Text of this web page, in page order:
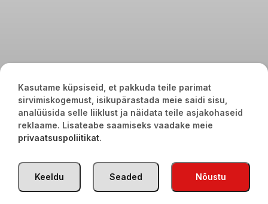
Kasutame küpsiseid, et pakkuda teile parimat
sirvimiskogemust, isikupärastada meie saidi sisu,
analüüsida selle liiklust ja näidata teile asjakohaseid
reklaame. Lisateabe saamiseks vaadake meie
privaatsuspoliitikat.
Nõustu
Seaded
Keeldu